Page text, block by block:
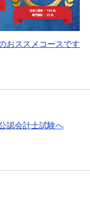
おススメコースです